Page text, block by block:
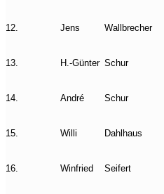
12. Jens Wallbrecher
13. H.-Günter Schur
14. André Schur
15. Willi Dahlhaus
16. Winfried Seifert